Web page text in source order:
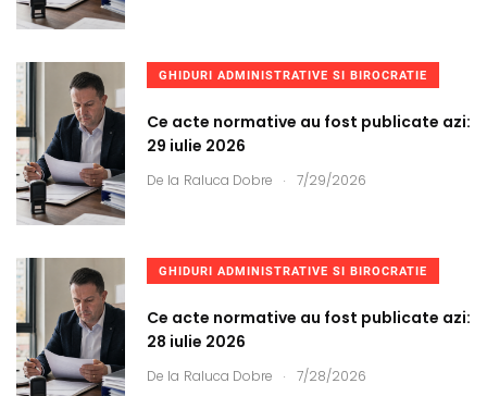
GHIDURI ADMINISTRATIVE SI BIROCRATIE
Ce acte normative au fost publicate azi:
29 iulie 2026
De la Raluca Dobre . 7/29/2026
GHIDURI ADMINISTRATIVE SI BIROCRATIE
Ce acte normative au fost publicate azi:
28 iulie 2026
De la Raluca Dobre . 7/28/2026